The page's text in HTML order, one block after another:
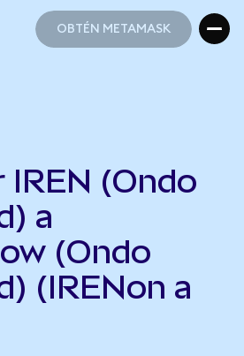
OBTÉN METAMASK
IREN (Ondo
a
(Ondo
(IRENon a